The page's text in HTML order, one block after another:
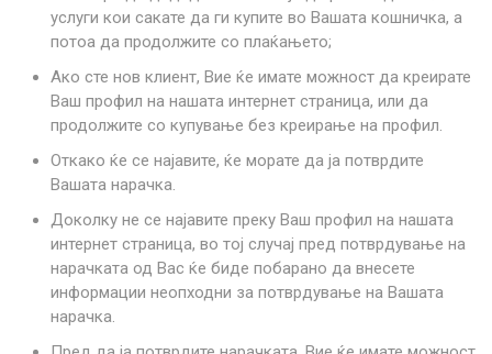
услуги кои сакате да ги купите во Вашата кошничка, а
потоа да продолжите со плаќањето;
Ако сте нов клиент, Вие ќе имате можност да креирате
Ваш профил на нашата интернет страница, или да
продолжите со купување без креирање на профил.
Откако ќе се најавите, ќе морате да ја потврдите
Вашата нарачка.
Доколку не се најавите преку Ваш профил на нашата
интернет страница, во тој случај пред потврдување на
нарачката од Вас ќе биде побарано да внесете
информации неопходни за потврдување на Вашата
нарачка.